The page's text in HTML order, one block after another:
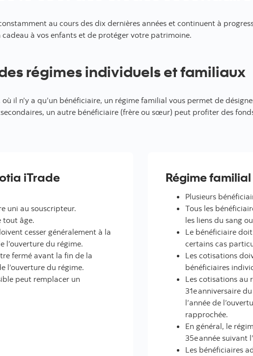
au cours des dix dernières années et continuent à
cadeau à vos enfants et de protéger votre patrimoine.
régimes individuels et familiaux
il n’y a qu’un bénéficiaire, un régime familial vous permet de
un autre bénéficiaire (frère ou sœur) peut profiter des
iTrade
uni au souscripteur.
tout âge.
cesser généralement à la
l’ouverture du régime.
fermé avant la fin de la
l’ouverture du régime.
peut remplacer un
Régime
Plusieurs
Tous les
les liens du sang
Le bénéficiaire
certains cas
Les cotisations
bénéficiaires
Les cotisations au
31e anniversaire
l’année de
rapprochée.
En général, le
35e année suivant
Les bénéficiaires